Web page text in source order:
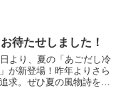
お待たせしました！
より、夏の「あごだし冷
が新登場！昨年よりさら
求。ぜひ夏の風物詩をお